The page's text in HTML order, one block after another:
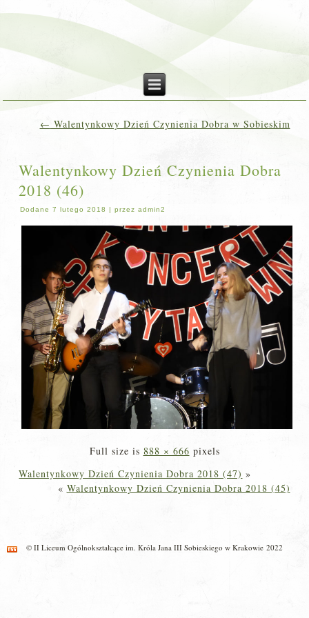
← Walentynkowy Dzień Czynienia Dobra w Sobieskim
Walentynkowy Dzień Czynienia Dobra
2018 (46)
Dodane 7 lutego 2018 |przez admin2
Full size is 888 × 666 pixels
Walentynkowy Dzień Czynienia Dobra 2018 (47) »
« Walentynkowy Dzień Czynienia Dobra 2018 (45)
© II Liceum Ogólnokształcące im. Króla Jana III Sobieskiego w Krakowie 2022